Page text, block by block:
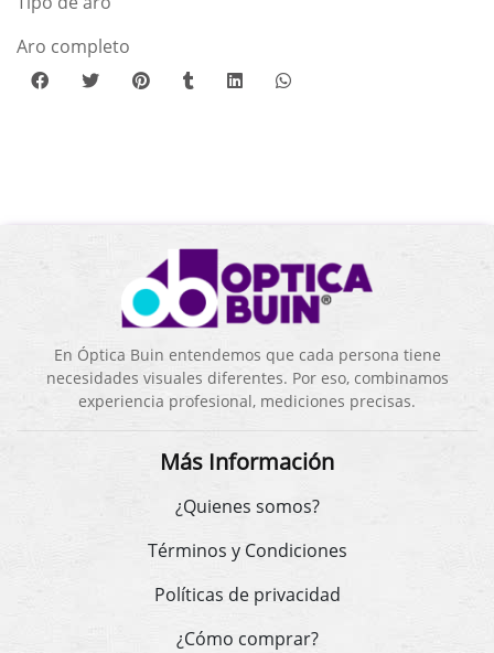
Aro completo
En Óptica Buin entendemos que cada persona tiene
necesidades visuales diferentes. Por eso, combinamos
experiencia profesional, mediciones precisas.
Más Información
¿Quienes somos?
Términos y Condiciones
Políticas de privacidad
¿Cómo comprar?